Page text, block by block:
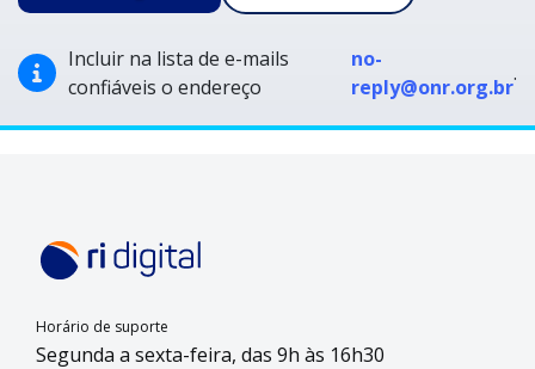
Incluir na lista de e-mails
confiáveis o endereço
no-
reply@onr.org.br
.
Horário de suporte
Segunda a sexta-feira, das 9h às 16h30